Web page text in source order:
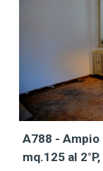
A788 -
mq.125 al